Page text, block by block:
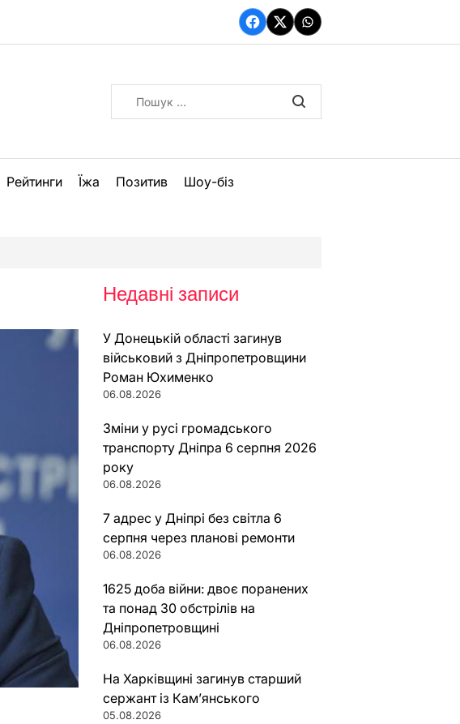
Facebook
TwitterWhatsApp
Рейтинги Їжа Позитив Шоу-біз
Недавні записи
У Донецькій області загинув
військовий з Дніпропетровщини
Роман Юхименко
06.08.2026
Зміни у русі громадського
транспорту Дніпра 6 серпня 2026
року
06.08.2026
7 адрес у Дніпрі без світла 6
серпня через планові ремонти
06.08.2026
1625 доба війни: двоє поранених
та понад 30 обстрілів на
Дніпропетровщині
06.08.2026
На Харківщині загинув старший
сержант із Кам’янського
05.08.2026